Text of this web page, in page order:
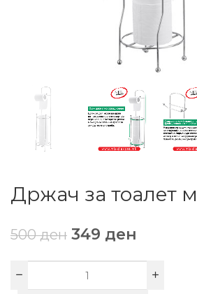
Држач за тоалет
500ден 349 ден